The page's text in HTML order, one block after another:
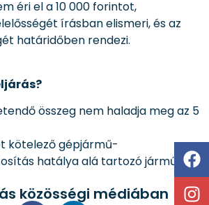
éri el a 10 000 forintot,
írásban elismeri, és az
határidőben rendezi.
összeg nem haladja meg az 5
kötelező gépjármű-
hatálya alá tartozó járművel
közösségi médiában